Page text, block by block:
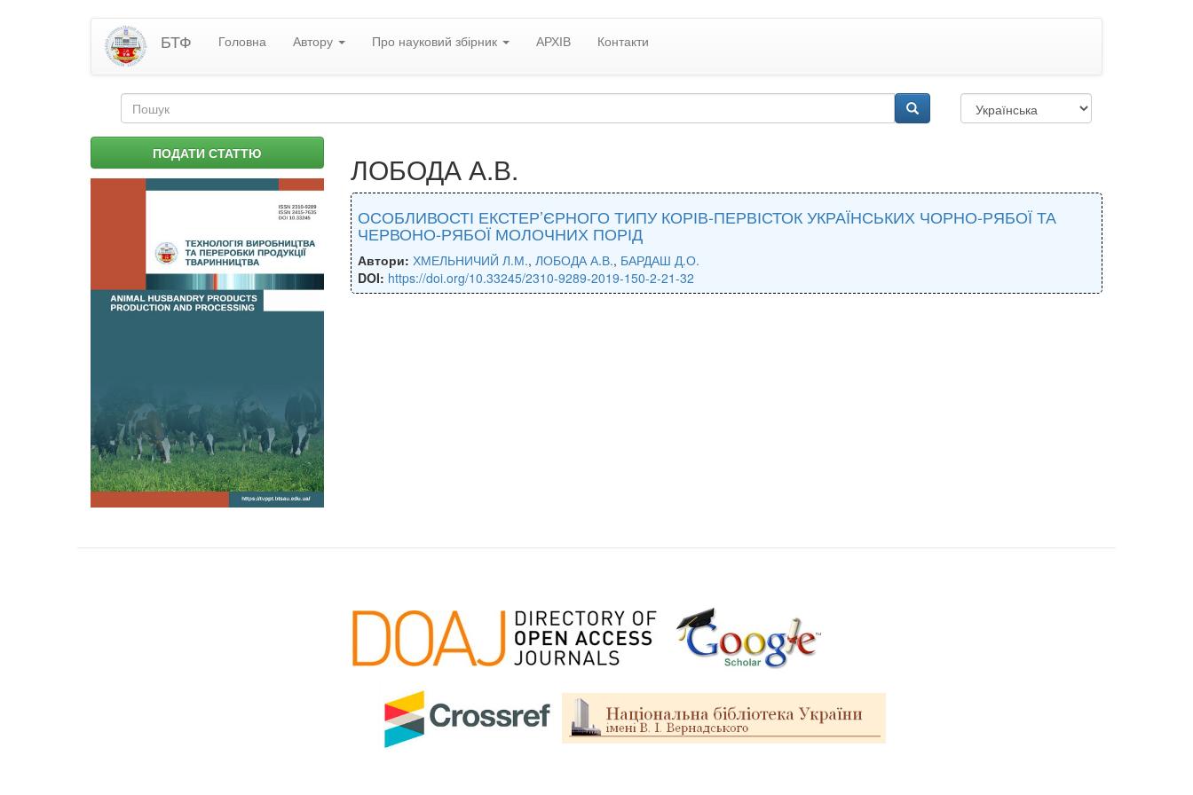
БТФ Головна Автору Про науковий збірник АРХІВ Контакти
Пошукова
форма
ПОДАТИ СТАТТЮ ЛОБОДА А.В.
ОСОБЛИВОСТІ ЕКСТЕР’ЄРНОГО ТИПУ КОРІВ-ПЕРВІСТОК УКРАЇНСЬКИХ ЧОРНО-РЯБОЇ ТА
ЧЕРВОНО-РЯБОЇ МОЛОЧНИХ ПОРІД
Автори: ХМЕЛЬНИЧИЙ Л.М., ЛОБОДА А.В., БАРДАШ Д.О.
DOI: https://doi.org/10.33245/2310-9289-2019-150-2-21-32